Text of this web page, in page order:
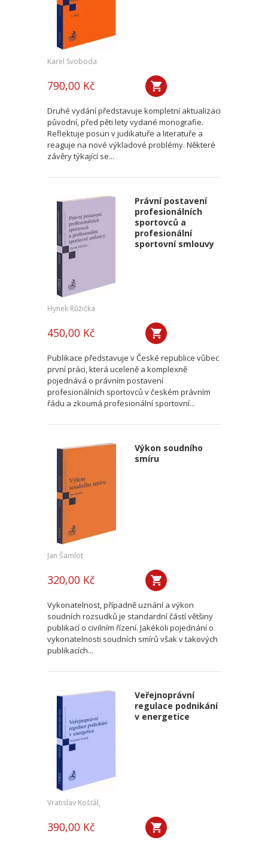
Karel Svoboda
790,00 Kč
Druhé vydání představuje kompletní aktualizaci
původní, před pěti lety vydané monografie.
Reflektuje posun v judikatuře a literatuře a
reaguje na nové výkladové problémy. Některé
závěry týkající se...
Právní postavení
profesionálních
sportovců a
profesionální
sportovní smlouvy
Hynek Růžička
450,00 Kč
Publikace představuje v České republice vůbec
první práci, která uceleně a komplexně
pojednává o právním postavení
profesionálních sportovců v českém právním
řádu a zkoumá profesionální sportovní...
Výkon soudního
smíru
Jan Šamlot
320,00 Kč
Vykonatelnost, případně uznání a výkon
soudních rozsudků je standardní částí většiny
publikací o civilním řízení. Jakékoli pojednání o
vykonatelnosti soudních smírů však v takových
publikacích...
Veřejnoprávní
regulace podnikání
v energetice
Vratislav Košťál,
390,00 Kč